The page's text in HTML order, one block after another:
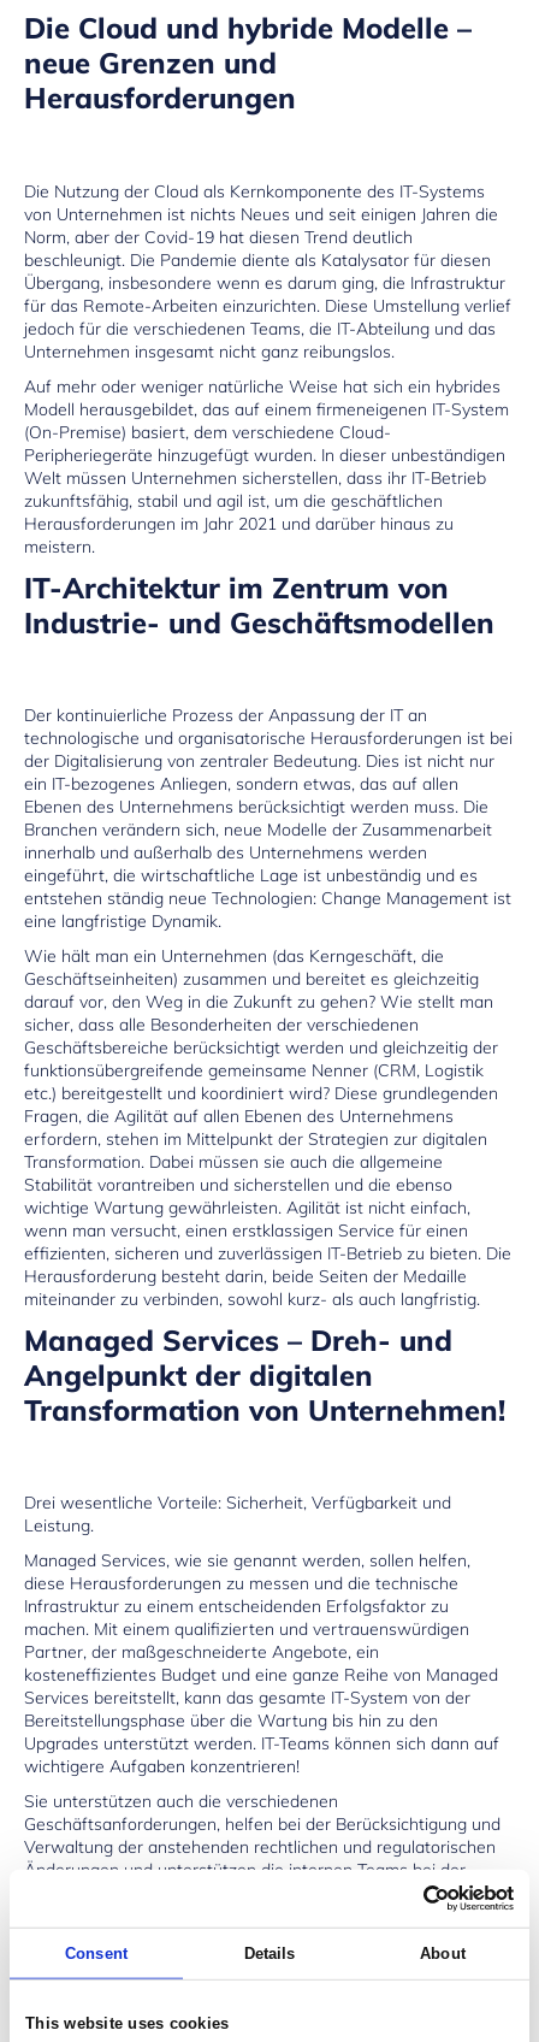
Consent Details About
This website uses cookies
Die Cloud und hybride Modelle –
neue Grenzen und
Herausforderungen
Die Nutzung der Cloud als Kernkomponente des IT-Systems
von Unternehmen ist nichts Neues und seit einigen Jahren die
Norm, aber der Covid-19 hat diesen Trend deutlich
beschleunigt. Die Pandemie diente als Katalysator für diesen
Übergang, insbesondere wenn es darum ging, die Infrastruktur
für das Remote-Arbeiten einzurichten. Diese Umstellung verlief
jedoch für die verschiedenen Teams, die IT-Abteilung und das
Unternehmen insgesamt nicht ganz reibungslos.
Auf mehr oder weniger natürliche Weise hat sich ein hybrides
Modell herausgebildet, das auf einem firmeneigenen IT-System
(On-Premise) basiert, dem verschiedene Cloud-
Peripheriegeräte hinzugefügt wurden. In dieser unbeständigen
Welt müssen Unternehmen sicherstellen, dass ihr IT-Betrieb
zukunftsfähig, stabil und agil ist, um die geschäftlichen
Herausforderungen im Jahr 2021 und darüber hinaus zu
meistern.
IT-Architektur im Zentrum von
Industrie- und Geschäftsmodellen
Der kontinuierliche Prozess der Anpassung der IT an
technologische und organisatorische Herausforderungen ist bei
der Digitalisierung von zentraler Bedeutung. Dies ist nicht nur
ein IT-bezogenes Anliegen, sondern etwas, das auf allen
Ebenen des Unternehmens berücksichtigt werden muss. Die
Branchen verändern sich, neue Modelle der Zusammenarbeit
innerhalb und außerhalb des Unternehmens werden
eingeführt, die wirtschaftliche Lage ist unbeständig und es
entstehen ständig neue Technologien: Change Management ist
eine langfristige Dynamik.
Wie hält man ein Unternehmen (das Kerngeschäft, die
Geschäftseinheiten) zusammen und bereitet es gleichzeitig
darauf vor, den Weg in die Zukunft zu gehen? Wie stellt man
sicher, dass alle Besonderheiten der verschiedenen
Geschäftsbereiche berücksichtigt werden und gleichzeitig der
funktionsübergreifende gemeinsame Nenner (CRM, Logistik
etc.) bereitgestellt und koordiniert wird? Diese grundlegenden
Fragen, die Agilität auf allen Ebenen des Unternehmens
erfordern, stehen im Mittelpunkt der Strategien zur digitalen
Transformation. Dabei müssen sie auch die allgemeine
Stabilität vorantreiben und sicherstellen und die ebenso
wichtige Wartung gewährleisten. Agilität ist nicht einfach,
wenn man versucht, einen erstklassigen Service für einen
effizienten, sicheren und zuverlässigen IT-Betrieb zu bieten. Die
Herausforderung besteht darin, beide Seiten der Medaille
miteinander zu verbinden, sowohl kurz- als auch langfristig.
Managed Services – Dreh- und
Angelpunkt der digitalen
Transformation von Unternehmen!
Drei wesentliche Vorteile: Sicherheit, Verfügbarkeit und
Leistung.
Managed Services, wie sie genannt werden, sollen helfen,
diese Herausforderungen zu messen und die technische
Infrastruktur zu einem entscheidenden Erfolgsfaktor zu
machen. Mit einem qualifizierten und vertrauenswürdigen
Partner, der maßgeschneiderte Angebote, ein
kosteneffizientes Budget und eine ganze Reihe von Managed
Services bereitstellt, kann das gesamte IT-System von der
Bereitstellungsphase über die Wartung bis hin zu den
Upgrades unterstützt werden. IT-Teams können sich dann auf
wichtigere Aufgaben konzentrieren!
Sie unterstützen auch die verschiedenen
Geschäftsanforderungen, helfen bei der Berücksichtigung und
Verwaltung der anstehenden rechtlichen und regulatorischen
Änderungen und unterstützen die internen Teams bei der
So nutzen Sie Managed Services in
Krisenzeiten